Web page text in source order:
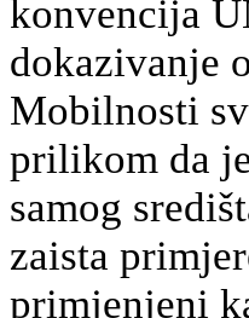
konvencija
dokazivanje
Mobilnosti
prilikom da
samog
zaista
primjenjeni